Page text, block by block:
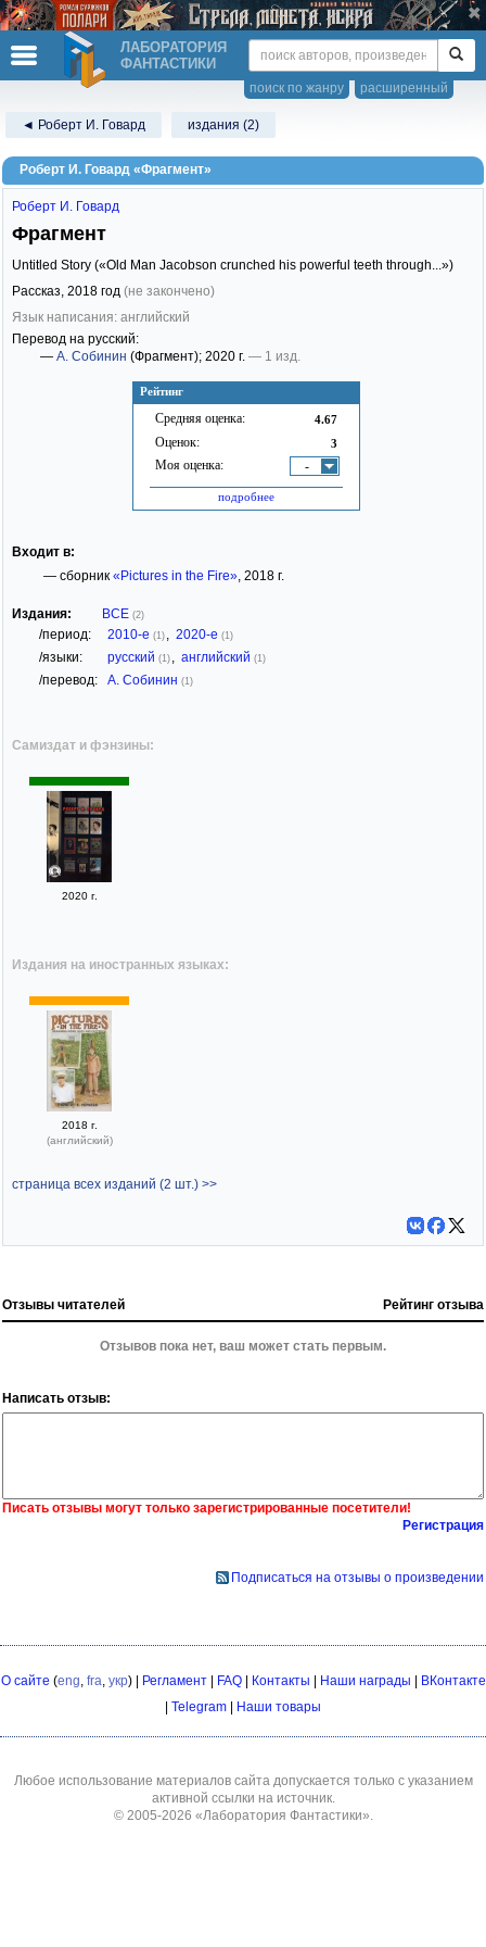
ЛАБОРАТОРИЯ
ФАНТАСТИКИ
расширенный
поиск по жанру
◄ Роберт И. Говард издания (2)
Роберт И. Говард «Фрагмент»
Рейтинг
Средняя оценка: 4.67
Оценок: 3
Моя оценка: -
подробнее
Роберт И. Говард
Фрагмент
Untitled Story («Old Man Jacobson crunched his powerful teeth through...»)
Рассказ, 2018 год (не закончено)
Язык написания: английский
Перевод на русский:
— А. Собинин (Фрагмент); 2020 г. — 1 изд.
Входит в:
— сборник «Pictures in the Fire», 2018 г.
Издания: ВСЕ (2)
/период: 2010-е (1) 2020-е (1)
/языки: русский (1) английский (1)
/перевод: А. Собинин (1)
Самиздат и фэнзины:
2020 г.
Издания на иностранных языках:
2018 г.
(английский)
страница всех изданий (2 шт.) >>
Отзывы читателей Рейтинг отзыва
Отзывов пока нет, ваш может стать первым.
Написать отзыв:
Писать отзывы могут только зарегистрированные посетители!
Регистрация
Подписаться на отзывы о произведении
О сайте (eng fra укр) | Регламент| FAQ| Контакты | Наши награды | ВКонтакте
| Telegram | Наши товары
Любое использование материалов сайта допускается только с указанием
активной ссылки на источник.
© 2005-2026 «Лаборатория Фантастики»